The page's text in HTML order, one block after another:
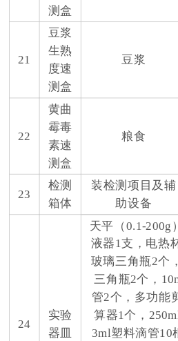
测盒
21
豆浆
生熟
度速
测盒
豆浆
22
黄曲
霉毒
素速
测盒
粮食
23
检测
箱体
装检测项目及辅
助设备
24
实验
器皿
天平（0.1-200g
液器1支，电热
玻璃三角瓶2个
三角瓶2个，
管2个，多功能
算器1个，
3ml塑料滴管10